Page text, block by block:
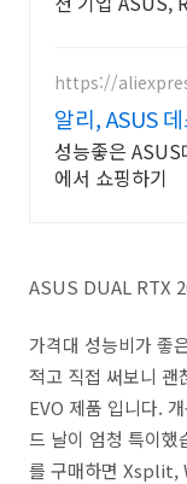
https://
알리, ASUS
에서 만나요
성능좋은
에서 쇼핑하기
ASUS DUAL RTX
가격대 성능비가 좋
적고 직접 써보니
EVO 제품 입니다.
드 날이 엄청 특이
를 구매하면 Xsplit,